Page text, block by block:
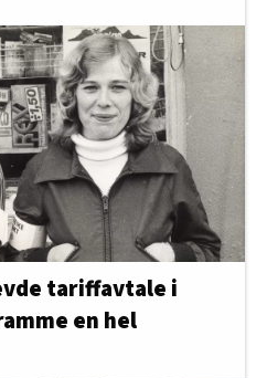
tariffavtale i
en hel